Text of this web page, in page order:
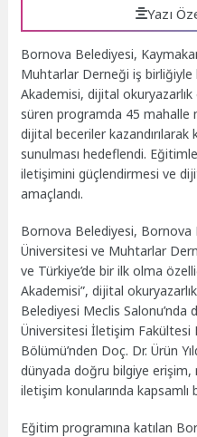
Yazı
Bornova Belediyesi,
Muhtarlar Derneği iş
Akademisi, dijital
süren programda 45 mahalle
dijital beceriler
sunulması hedeflendi.
iletişimini güçlendirmesi ve
amaçlandı.
Bornova Belediyesi, Bornova
Üniversitesi ve Muhtarlar
ve Türkiye’de bir ilk olma
Akademisi”, dijital
Belediyesi Meclis
Üniversitesi İletişim Fakültesi
Bölümü’nden Doç. Dr. Ürün
dünyada doğru bilgiye erişim,
iletişim konularında kapsamlı
Eğitim programına katılan